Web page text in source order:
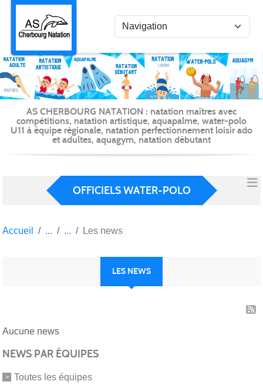
AS CHERBOURG NATATION : natation maîtres avec
compétitions, natation artistique, aquapalme, water-polo
U11 à équipe régionale, natation perfectionnement loisir ado
et adultes, aquagym, natation débutant
OFFICIELS WATER-POLO
Accueil Les news
LES NEWS
Aucune news
NEWS PAR ÉQUIPES
Toutes les équipes
Panneau de gestion des cookies